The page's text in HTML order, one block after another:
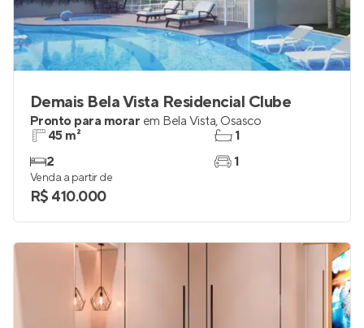
Demais Bela Vista Residencial Clube
Pronto para morar em Bela Vista, Osasco
45 m²
2
1
1
Venda a partir de
R$ 410.000